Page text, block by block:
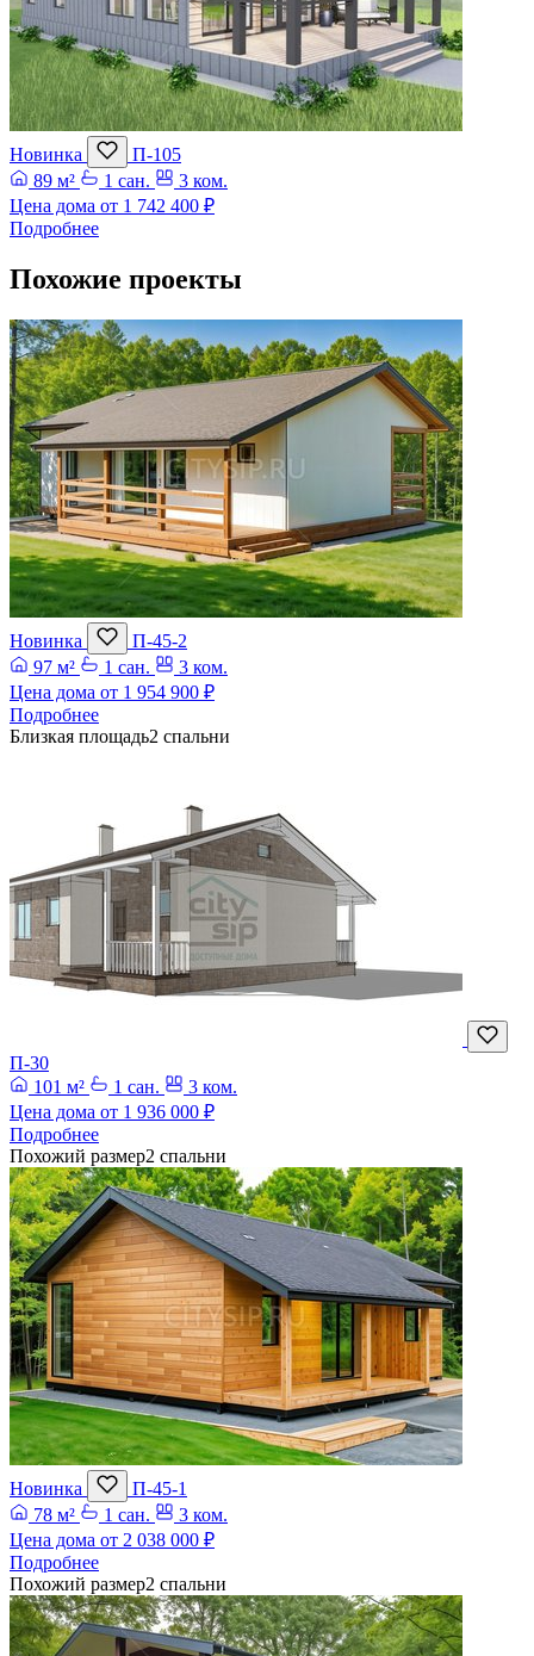
Новинка
П-105
89 м²
1 сан.
3 ком.
Цена дома от 1 742 400 ₽
Подробнее
Похожие проекты
Новинка
П-45-2
97 м²
1 сан.
3 ком.
Цена дома от 1 954 900 ₽
Подробнее
Близкая площадь2 спальни
П-30
101 м²
1 сан.
3 ком.
Цена дома от 1 936 000 ₽
Подробнее
Похожий размер2 спальни
Новинка
П-45-1
78 м²
1 сан.
3 ком.
Цена дома от 2 038 000 ₽
Подробнее
Похожий размер2 спальни